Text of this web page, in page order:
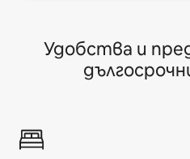
Удобства и